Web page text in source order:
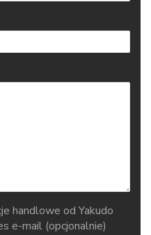
handlowe od Yakudo
e-mail (opcjonalnie)